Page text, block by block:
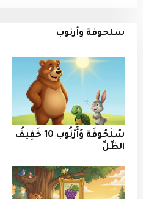
سلحوفة وأرنوب
سُلْحُوفَة وَأَرْنُوب 10 خَفِيفُ
الظِّلِّ